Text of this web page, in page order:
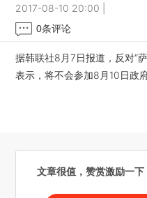
2017-08-10 20:00
0条评论
据韩联社8月7日报道，反对“
表示，将不会参加8月10日政
文章很值，赞赏激励一下